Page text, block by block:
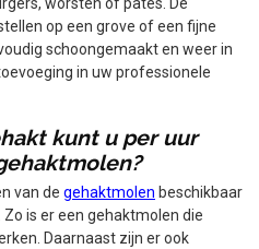
op een grove of een fijne
schoongemaakt en weer in
in uw professionele
kunt u per uur
van de gehaktmolen beschikbaar
is er een gehaktmolen die
Daarnaast zijn er ook